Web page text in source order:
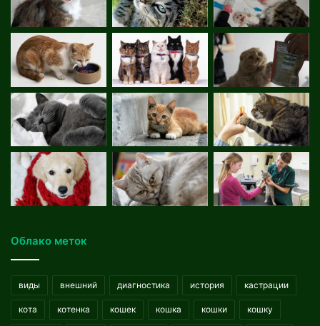
Облако меток
виды внешний диагностика история кастрации
кота котенка кошек кошка кошки кошку